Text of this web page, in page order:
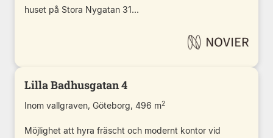
huset på Stora Nygatan 31...
Lilla Badhusgatan 4
Inom vallgraven, Göteborg, 496 m2
Möjlighet att hyra fräscht och modernt kontor vid